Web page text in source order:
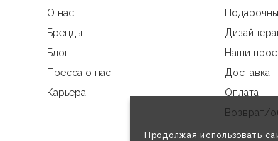
Продолжая использовать
О нас
Бренды
Блог
Наши
Пресса о нас
Доставка
Карьера
Оплата
Возврат/